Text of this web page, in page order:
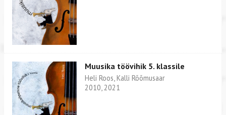
Muusika töövihik 5. klassile
Heli Roos, Kalli Rõõmusaar
2010, 2021